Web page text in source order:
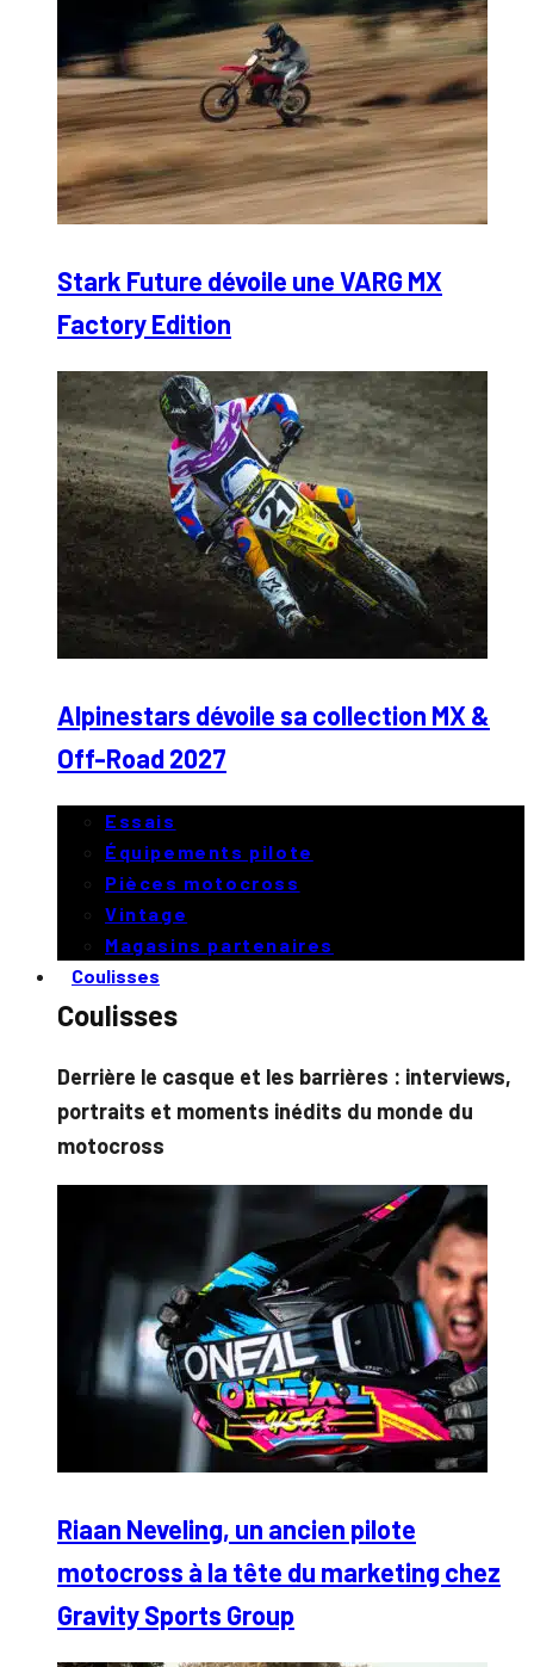
Stark Future dévoile une VARG MX
Factory Edition
Alpinestars dévoile sa collection MX &
Off-Road 2027
Essais
Équipements pilote
Pièces motocross
Vintage
Magasins partenaires
Coulisses
Coulisses
Derrière le casque et les barrières : interviews,
portraits et moments inédits du monde du
motocross
Riaan Neveling, un ancien pilote
motocross à la tête du marketing chez
Gravity Sports Group